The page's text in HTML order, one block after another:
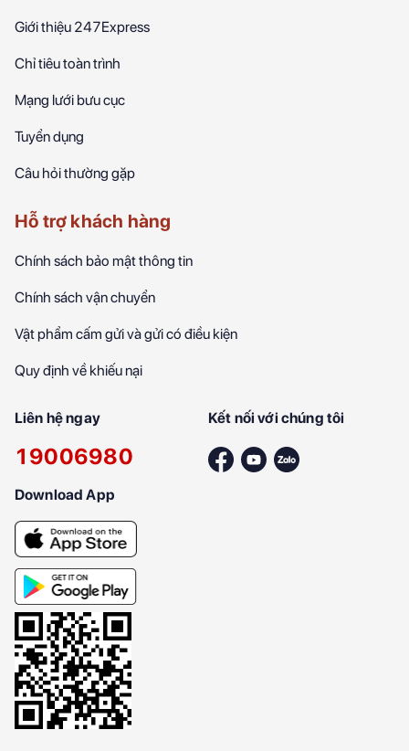
Giới thiệu 247Express
Chỉ tiêu toàn trình
Mạng lưới bưu cục
Tuyển dụng
Câu hỏi thường gặp
Hỗ trợ khách hàng
Chính sách bảo mật thông tin
Chính sách vận chuyển
Vật phẩm cấm gửi và gửi có điều kiện
Quy định về khiếu nại
Liên hệ ngay
19006980
Kết nối với chúng tôi
Download App